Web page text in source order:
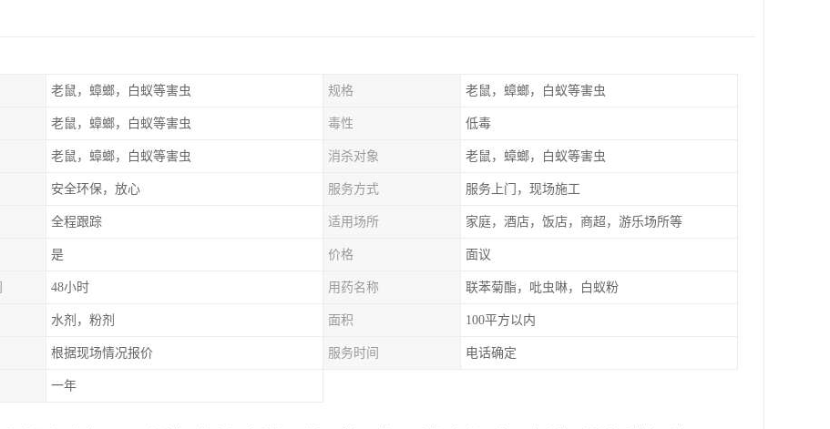
老鼠，蟑螂，白蚁等害虫 规格 老鼠，蟑螂，白蚁等害虫
老鼠，蟑螂，白蚁等害虫 毒性 低毒
老鼠，蟑螂，白蚁等害虫 消杀对象 老鼠，蟑螂，白蚁等害虫
安全环保，放心 服务方式 服务上门，现场施工
全程跟踪 适用场所 家庭，酒店，饭店，商超，游乐场所等
是 价格 面议
48小时 用药名称 联苯菊酯，吡虫啉，白蚁粉
水剂，粉剂 面积 100平方以内
根据现场情况报价 服务时间 电话确定
一年